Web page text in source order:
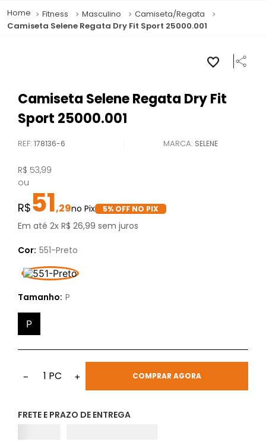
Fitness Masculino
Camiseta/Regata
Camiseta Selene Regata Dry Fit Sport 25000.001
Camiseta Selene Regata Dry Fit
Sport 25000.001
REF:178136-6 SELENE
R$ 53,99
ou
51,29 5% OFF NO PIX
Em até2xR$ 26,99 sem juros
Cor: 551-Preto
Tamanho: P
P
− 1 PC + COMPRAR AGORA
FRETE E PRAZO DE ENTREGA